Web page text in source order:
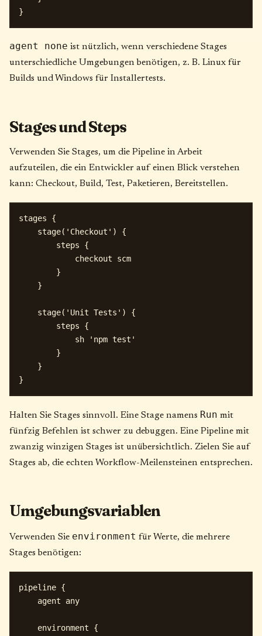
agent none ist nützlich, wenn verschiedene Stages
unterschiedliche Umgebungen benötigen, z. B. Linux für
Builds und Windows für Installertests.
Stages und Steps
Verwenden Sie Stages, um die Pipeline in Arbeit
aufzuteilen, die ein Entwickler auf einen Blick verstehen
kann: Checkout, Build, Test, Paketieren, Bereitstellen.
stages {
    stage('Checkout') {
        steps {
            checkout scm
        }
    }
    stage('Unit Tests') {
        steps {
            sh 'npm test'
        }
    }
Halten Sie Stages sinnvoll. Eine Stage namens Run mit
fünfzig Befehlen ist schwer zu debuggen. Eine Pipeline mit
zwanzig winzigen Stages ist unübersichtlich. Zielen Sie auf
Stages ab, die echten Workflow-Meilensteinen entsprechen.
Umgebungsvariablen
Verwenden Sie environment für Werte, die mehrere
Stages benötigen:
pipeline {
    agent any
    environment {